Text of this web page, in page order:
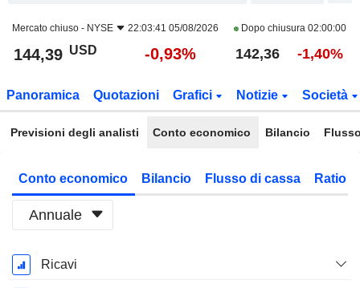
Mercato chiuso - NYSE 22:03:41 05/08/2026 Dopo chiusura 02:00:00
144,39 USD -0,93% 142,36 -1,40%
Panoramica Quotazioni Grafici Notizie Società
Previsioni degli analisti Conto economico Bilancio
Conto economico Bilancio Flusso di cassa Ratio
Annuale
Periodo
Fiscale:
Ricavi